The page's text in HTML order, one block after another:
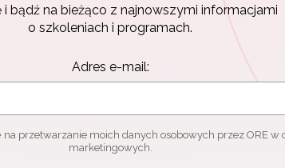
i bądź na bieżąco z najnowszymi informacjami
o szkoleniach i programach.
Adres e-mail:
przetwarzanie moich danych osobowych przez ORE w
marketingowych.